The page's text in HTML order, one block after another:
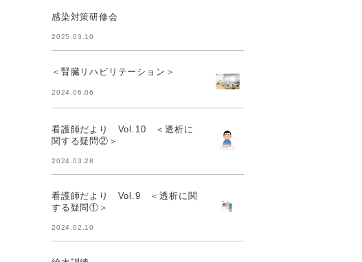
感染対策研修会
2025.03.10
＜腎臓リハビリテーション＞
2024.06.06
看護師だより Vol.10 ＜透析に
関する疑問②＞
2024.03.28
看護師だより Vol.9 ＜透析に関
する疑問①＞
2024.02.10